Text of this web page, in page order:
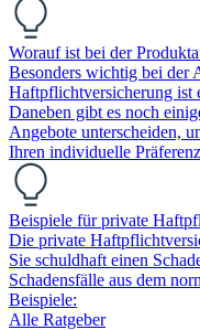
Worauf ist bei der
Besonders wichtig bei der
Haftpflichtversicherung ist
Daneben gibt es noch
Angebote unterscheiden,
Ihren individuelle
Beispiele für private
Die private
Sie schuldhaft einen
Schadensfälle aus dem
Beispiele:
Alle Ratgeber